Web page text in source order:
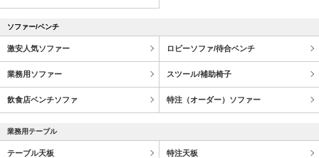
ソファー/ベンチ
激安人気ソファー ロビーソファ/待合ベンチ
業務用ソファー スツール/補助椅子
飲食店ベンチソファ 特注（オーダー）ソファー
業務用テーブル
テーブル天板 特注天板